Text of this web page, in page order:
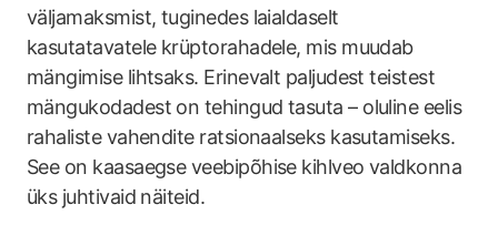
väljamaksmist, tuginedes laialdaselt
kasutatavatele krüptorahadele, mis muudab
mängimise lihtsaks. Erinevalt paljudest teistest
mängukodadest on tehingud tasuta – oluline eelis
rahaliste vahendite ratsionaalseks kasutamiseks.
See on kaasaegse veebipõhise kihlveo valdkonna
üks juhtivaid näiteid.